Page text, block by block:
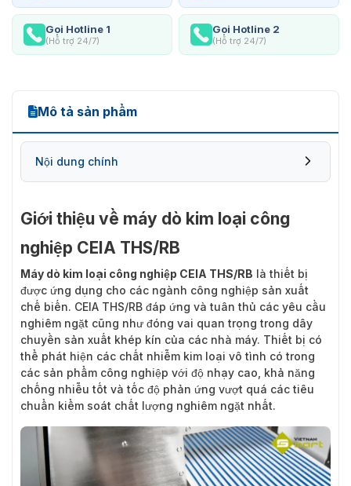
Gọi Hotline 1
(Hỗ trợ 24/7)
Gọi Hotline 2
(Hỗ trợ 24/7)
Mô tả sản phẩm
Nội dung chính
Giới thiệu về máy dò kim loại công
nghiệp CEIA THS/RB
Máy dò kim loại công nghiệp CEIA THS/RB là thiết bị
được ứng dụng cho các ngành công nghiệp sản xuất
chế biến. CEIA THS/RB đáp ứng và tuân thủ các yêu cầu
nghiêm ngặt cũng như đóng vai quan trọng trong dây
chuyền sản xuất khép kín của các nhà máy. Thiết bị có
thể phát hiện các chất nhiễm kim loại vô tình có trong
các sản phẩm công nghiệp với độ nhạy cao, khả năng
chống nhiễu tốt và tốc độ phản ứng vượt quá các tiêu
chuẩn kiểm soát chất lượng nghiêm ngặt nhất.